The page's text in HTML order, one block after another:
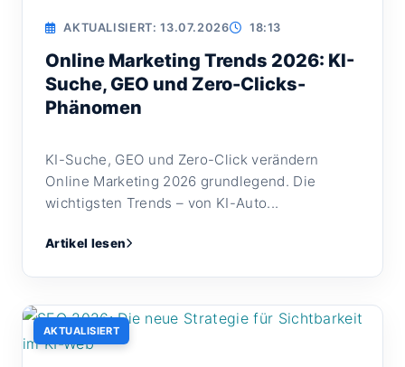
AKTUALISIERT: 13.07.2026 18:13
Online Marketing Trends 2026: KI-
Suche, GEO und Zero-Clicks-
Phänomen
KI-Suche, GEO und Zero-Click verändern
Online Marketing 2026 grundlegend. Die
wichtigsten Trends – von KI-Auto...
Artikel lesen
AKTUALISIERT